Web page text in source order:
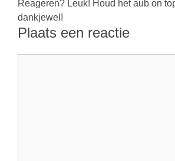
Reageren? Leuk! Houd het aub on
dankjewel!
Plaats een reactie